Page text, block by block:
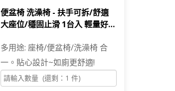
便盆椅 洗澡椅 - 扶手可拆/舒適
大座位/穩固止滑 1台入 輕量好移
多用途: 座椅/便盆椅/洗澡椅 合
一。貼心設計~如廁更舒適!